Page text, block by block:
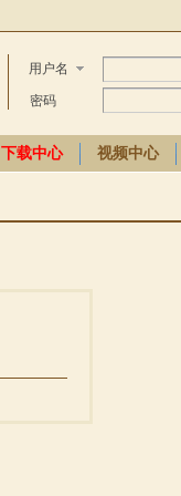
用户名
密码
下载中心 视频中心